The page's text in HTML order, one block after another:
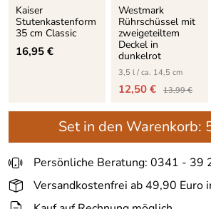
Kaiser
Stutenkastenform
35 cm Classic
16,95 €
Westmark
Rührschüssel mit
zweigeteiltem
Deckel in
dunkelrot
3,5 l / ca. 14,5 cm
12,50 € 13,99 €
Set in den Warenkorb:
Persönliche Beratung: 0341 - 39
Versandkostenfrei ab 49,90 Euro